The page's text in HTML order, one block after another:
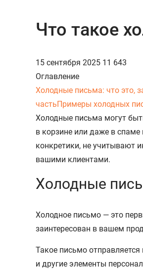
Что такое
15 сентября 2025 11 643
Оглавление
Холодные письма: что это,
частьПримеры холодных
Холодные письма могут
в корзине или даже в
конкретики, не учитывают
вашими клиентами.
Холодные
Холодное письмо — это
заинтересован в вашем
Такое письмо
и другие элементы